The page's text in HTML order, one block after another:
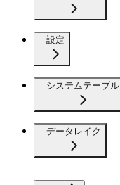
設定
システムテーブル
データレイク